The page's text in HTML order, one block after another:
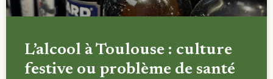
L’alcool à Toulouse : culture
festive ou problème de santé